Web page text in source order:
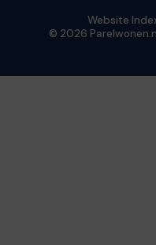
© 2026
Website